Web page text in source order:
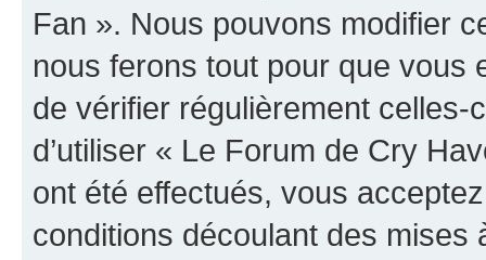
Fan ». Nous pouvons modifier
nous ferons tout pour que vous
de vérifier régulièrement
d’utiliser « Le Forum de Cry
ont été effectués, vous
conditions découlant des mises